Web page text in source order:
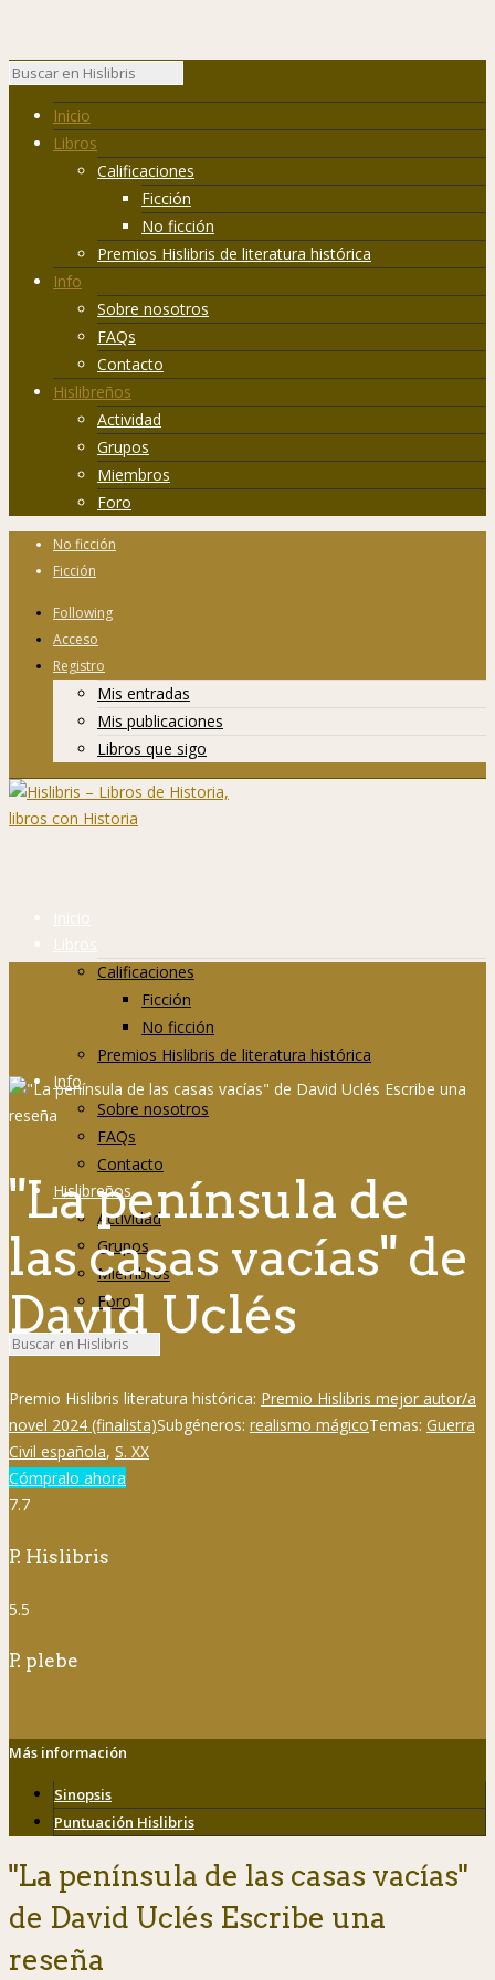
Inicio
Libros
Calificaciones
Ficción
No ficción
Premios Hislibris de literatura histórica
Info
Sobre nosotros
FAQs
Contacto
Hislibreños
Actividad
Grupos
Miembros
Foro
No ficción
Ficción
Following
Acceso
Registro
Mis entradas
Mis publicaciones
Libros que sigo
Inicio
Libros
Calificaciones
Ficción
No ficción
Premios Hislibris de literatura histórica
Info
Sobre nosotros
FAQs
Contacto
Hislibreños
Actividad
Grupos
Miembros
Foro
"La península de
las casas vacías" de
David Uclés
Premio Hislibris literatura histórica: Premio Hislibris mejor autor/a
novel 2024 (finalista)Subgéneros: realismo mágicoTemas: Guerra
Civil española, S. XX
Cómpralo ahora
7.7
P. Hislibris
5.5
P. plebe
Más información
Sinopsis
Puntuación Hislibris
"La península de las casas vacías"
de David Uclés Escribe una
reseña